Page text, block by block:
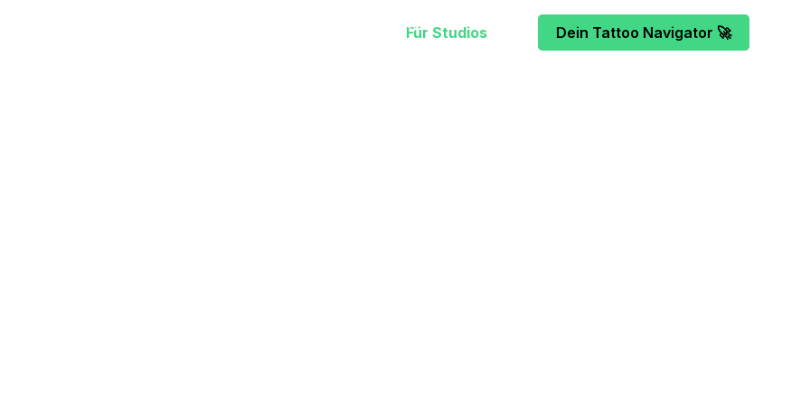
Für Studios Dein Tattoo Navigator 🚀